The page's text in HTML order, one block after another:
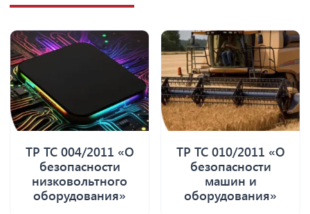
ТР ТС 004/2011 «О
безопасности
низковольтного
оборудования»
ТР ТС 010/2011 «О
безопасности
машин и
оборудования»